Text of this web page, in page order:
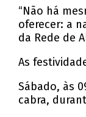
“Não há
oferecer: a
da Rede de
As
Sábado, às
cabra,